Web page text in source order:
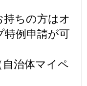
ちの方はオ
例申請が可
治体マイペ